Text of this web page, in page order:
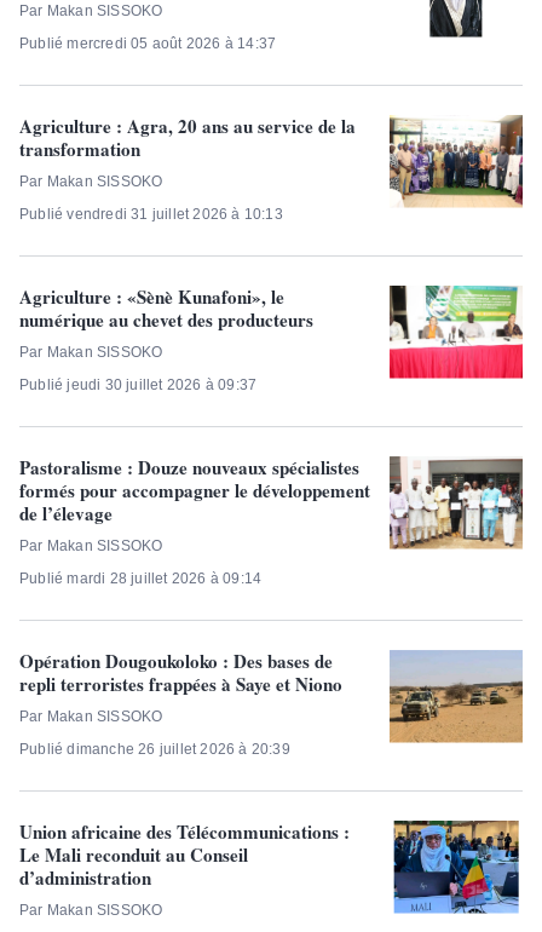
Par Makan SISSOKO
Publié mercredi 05 août 2026 à 14:37
Agriculture : Agra, 20 ans au service de la
transformation
Par Makan SISSOKO
Publié vendredi 31 juillet 2026 à 10:13
Agriculture : «Sènè Kunafoni», le
numérique au chevet des producteurs
Par Makan SISSOKO
Publié jeudi 30 juillet 2026 à 09:37
Pastoralisme : Douze nouveaux spécialistes
formés pour accompagner le développement
de l’élevage
Par Makan SISSOKO
Publié mardi 28 juillet 2026 à 09:14
Opération Dougoukoloko : Des bases de
repli terroristes frappées à Saye et Niono
Par Makan SISSOKO
Publié dimanche 26 juillet 2026 à 20:39
Union africaine des Télécommunications :
Le Mali reconduit au Conseil
d’administration
Par Makan SISSOKO